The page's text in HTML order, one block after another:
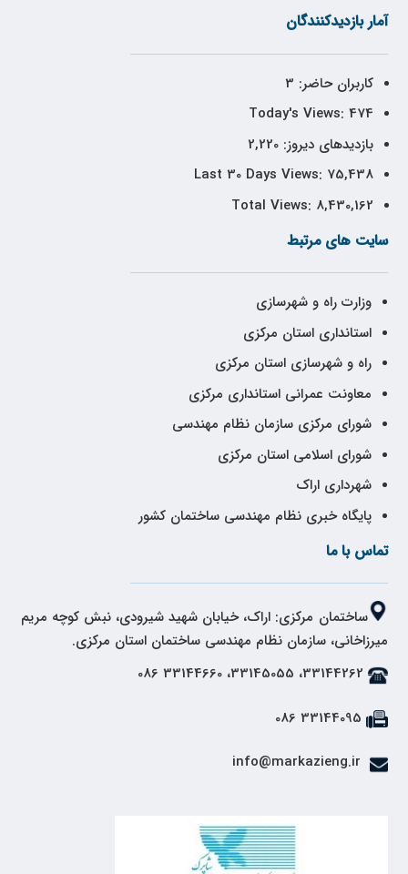
آمار بازدیدکنندگان
کاربران حاضر: 3
Today's Views: 474
بازدیدهای دیروز:2,220
Last 30 Days Views: 75,438
Total Views: 8,430,162
سایت های مرتبط
وزارت راه و شهرسازی
استانداری استان مرکزی
راه و شهرسازی استان مرکزی
معاونت عمرانی استانداری مرکزی
شورای مرکزی سازمان نظام مهندسی
شورای اسلامی استان مرکزی
شهرداری اراک
پایگاه خبری نظام مهندسی ساختمان کشور
تماس با ما
ساختمان مرکزی: اراک، خیابان شهید شیرودی، نبش کوچه مریم
میرزاخانی، سازمان نظام مهندسی ساختمان استان مرکزی.
33144262، 33145055، 33144660 086
33144095 086